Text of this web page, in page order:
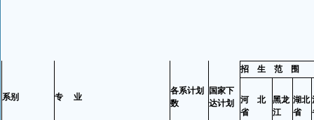
系别 专 业
各系计划
数
国家下
达计划
招 生 范 围
河 北
省
黑龙
江
湖北
省